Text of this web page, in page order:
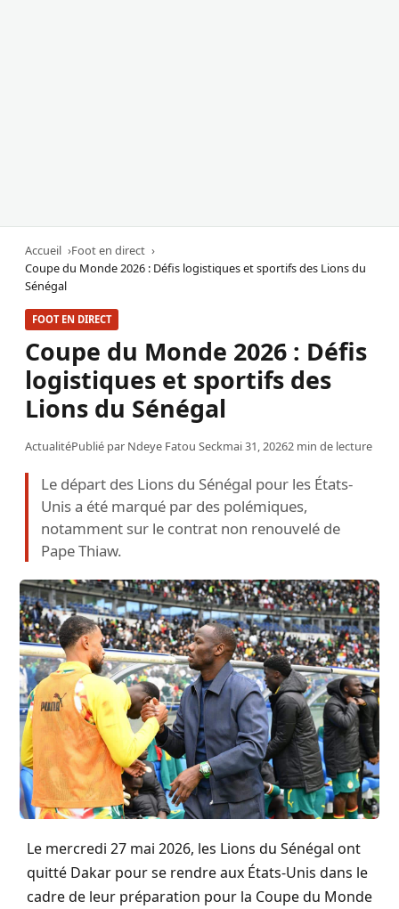
Accueil
Foot en direct
Coupe du Monde 2026 : Défis logistiques et sportifs des Lions du
Sénégal
FOOT EN DIRECT
Coupe du Monde 2026 : Défis
logistiques et sportifs des
Lions du Sénégal
ActualitéPublié par Ndeye Fatou Seckmai 31, 20262 min de lecture
Le départ des Lions du Sénégal pour les États-
Unis a été marqué par des polémiques,
notamment sur le contrat non renouvelé de
Pape Thiaw.
Le mercredi 27 mai 2026, les Lions du Sénégal ont
quitté Dakar pour se rendre aux États-Unis dans le
cadre de leur préparation pour la Coupe du Monde